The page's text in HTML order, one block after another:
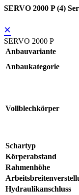
SERVO 2000 P (4)
×
SERVO 2000 P
Anbauvariante
Anbaukategorie
Vollblechkörper
Schartyp
Körperabstand
Rahmenhöhe
Hydraulikanschluss